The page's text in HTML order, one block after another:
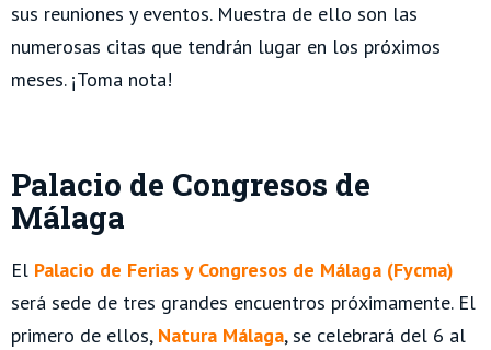
sus reuniones y eventos. Muestra de ello son las
numerosas citas que tendrán lugar en los próximos
meses. ¡Toma nota!
Palacio de Congresos de
Málaga
El Palacio de Ferias y Congresos de Málaga (Fycma)
será sede de tres grandes encuentros próximamente. El
primero de ellos, Natura Málaga, se celebrará del 6 al